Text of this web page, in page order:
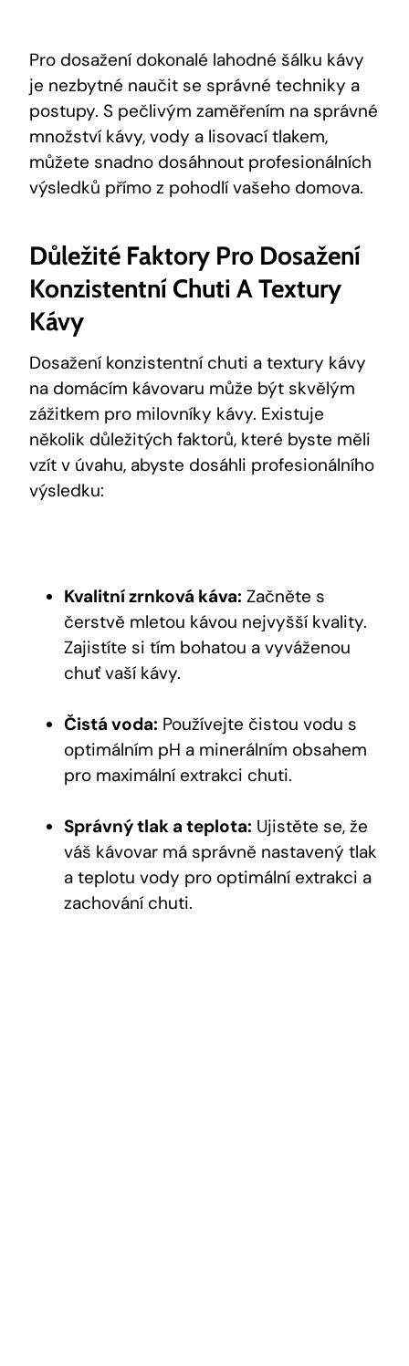
Pro dosažení dokonalé lahodné šálku kávy
je nezbytné naučit se správné techniky a
postupy. S pečlivým zaměřením na správné
množství kávy, vody a lisovací tlakem,
můžete snadno dosáhnout profesionálních
výsledků přímo z pohodlí vašeho domova.
Důležité Faktory Pro Dosažení
Konzistentní Chuti A Textury
Kávy
Dosažení konzistentní chuti a textury kávy
na domácím kávovaru může být skvělým
zážitkem pro milovníky kávy. Existuje
několik důležitých faktorů, které byste měli
vzít v úvahu, abyste dosáhli profesionálního
výsledku:
Kvalitní zrnková káva: Začněte s
čerstvě mletou kávou nejvyšší kvality.
Zajistíte si tím bohatou a vyváženou
chuť vaší kávy.
Čistá voda: Používejte čistou vodu s
optimálním pH a minerálním obsahem
pro maximální extrakci chuti.
Správný tlak a teplota: Ujistěte se, že
váš kávovar má správně nastavený tlak
a teplotu vody pro optimální extrakci a
zachování chuti.